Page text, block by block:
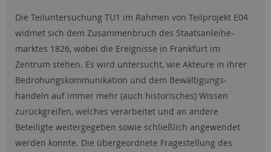
Die Teiluntersuchung TU1 im Rahmen von Teilprojekt E04
widmet sich dem Zusammenbruch des Staatsanleihe­
marktes 1826, wobei die Ereignisse in Frankfurt im
Zentrum stehen. Es wird untersucht, wie Akteure in ihrer
Bedrohungs­kommunikation und dem Bewältigungs­
handeln auf immer mehr (auch historisches) Wissen
zurückgreifen, welches verarbeitet und an andere
Beteiligte weitergegeben sowie schließlich angewendet
werden konnte. Die übergeordnete Frage­stellung des